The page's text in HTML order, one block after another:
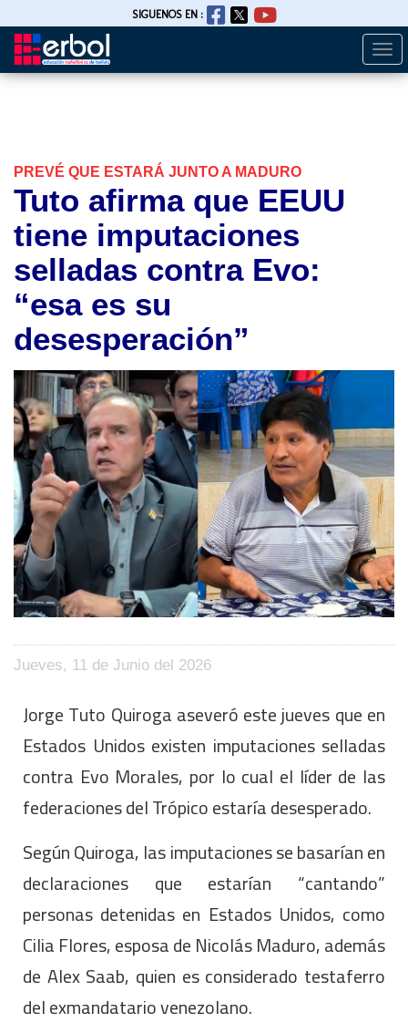
Pasar
SIGUENOS EN :
PREVÉ QUE ESTARÁ JUNTO A MADURO
Tuto afirma que EEUU
tiene imputaciones
selladas contra Evo:
“esa es su
desesperación”
Jueves, 11 de Junio del 2026
Jorge Tuto Quiroga aseveró este jueves que en
Estados Unidos existen imputaciones selladas
contra Evo Morales, por lo cual el líder de las
federaciones del Trópico estaría desesperado.
Según Quiroga, las imputaciones se basarían en
declaraciones que estarían “cantando”
personas detenidas en Estados Unidos, como
Cilia Flores, esposa de Nicolás Maduro, además
de Alex Saab, quien es considerado testaferro
del exmandatario venezolano.